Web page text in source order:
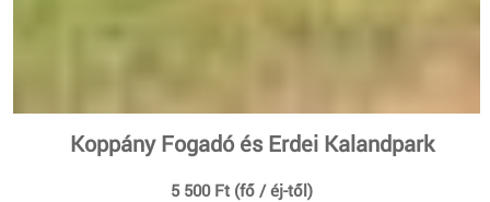
Koppány Fogadó és Erdei Kalandpark
5 500 Ft (fő / éj-től)